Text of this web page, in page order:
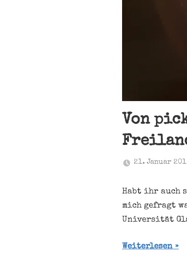
Von
21. Januar
Habt ihr auch
mich gefragt
Universität
Weiterlesen